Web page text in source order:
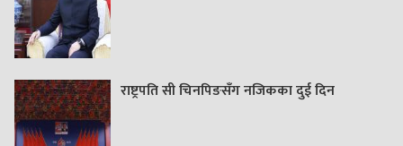
राष्ट्रपति सी चिनपिङसँग नजिकका दुई दिन